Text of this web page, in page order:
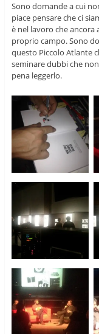
Sono domande a cui
piace pensare che ci
è nel lavoro che
proprio campo. Sono
questo Piccolo Atlante
seminare dubbi che
pena leggerlo.